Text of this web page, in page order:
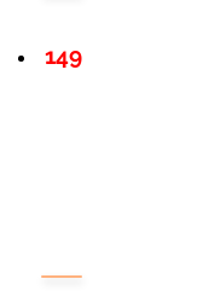
149